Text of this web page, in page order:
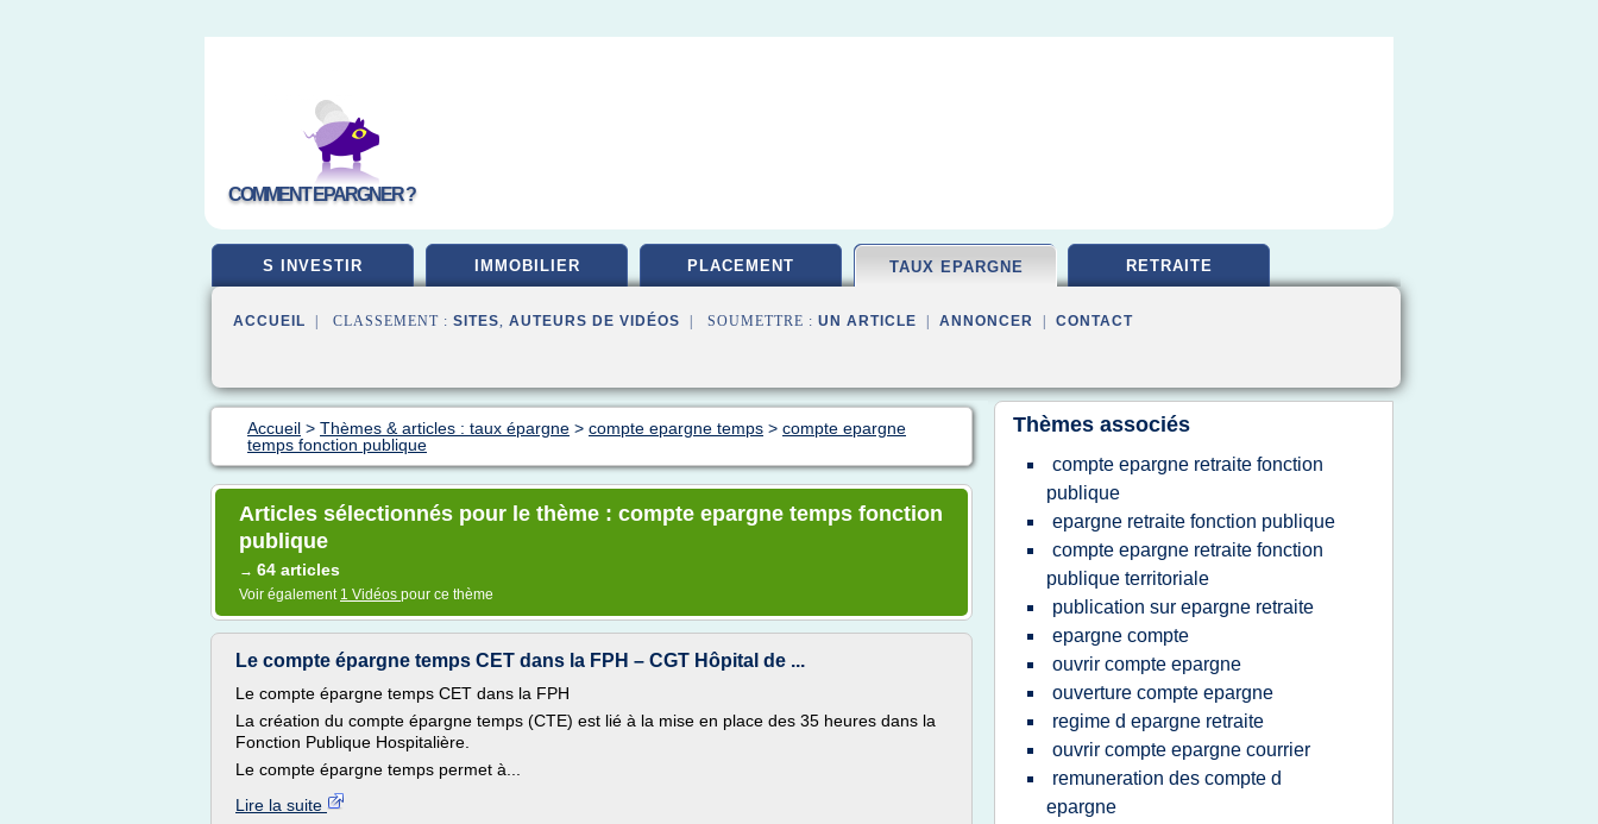
COMMENT EPARGNER ?
S INVESTIR IMMOBILIER PLACEMENT TAUX EPARGNE RETRAITE
ACCUEIL | CLASSEMENT : SITES, AUTEURS DE VIDÉOS | SOUMETTRE : UN ARTICLE ANNONCER CONTACT
Accueil > Thèmes & articles : taux épargne > compte epargne temps > compte epargne
temps fonction publique
Articles sélectionnés pour le thème : compte epargne temps fonction
publique
→ 64 articles
Voir également 1 Vidéos pour ce thème
Le compte épargne temps CET dans la FPH – CGT Hôpital de ...
Le compte épargne temps CET dans la FPH
La création du compte épargne temps (CTE) est lié à la mise en place des 35 heures dans la
Fonction Publique Hospitalière.
Le compte épargne temps permet à...
Lire la suite
Thèmes associés
compte epargne retraite fonction
publique
epargne retraite fonction publique
compte epargne retraite fonction
publique territoriale
publication sur epargne retraite
epargne compte
ouvrir compte epargne
ouverture compte epargne
regime d epargne retraite
ouvrir compte epargne courrier
remuneration des compte d
epargne